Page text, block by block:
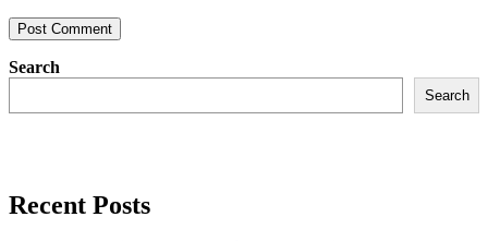
Search
Search
Recent Posts